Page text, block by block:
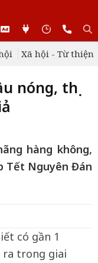
Xã hội - Từ thiện
nóng, thị
hàng không,
Tết Nguyên Đán
có gần 1
ra trong giai